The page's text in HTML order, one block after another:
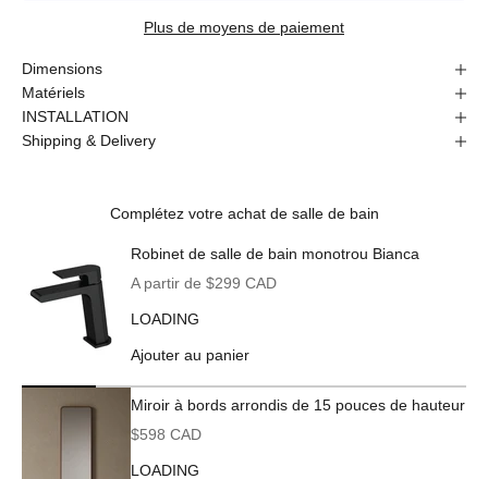
Plus de moyens de paiement
Dimensions
Matériels
INSTALLATION
Shipping & Delivery
Complétez votre achat de salle de bain
Robinet de salle de bain monotrou Bianca
Prix de vente
A partir de $299 CAD
LOADING
Ajouter au panier
Miroir à bords arrondis de 15 pouces de hauteur
Prix de vente
$598 CAD
LOADING